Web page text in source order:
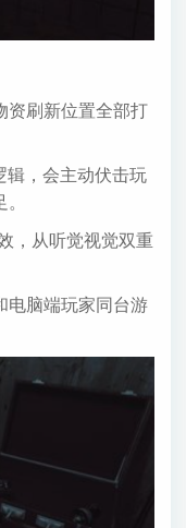
资刷新位置全部打
辑，会主动伏击玩
，从听觉视觉双重
电脑端玩家同台游